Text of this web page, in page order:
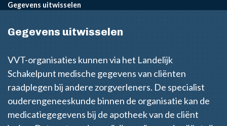
Gegevens uitwisselen
Gegevens uitwisselen
VVT-organisaties kunnen via het Landelijk
Schakelpunt medische gegevens van cliënten
raadplegen bij andere zorgverleners. De specialist
ouderengeneeskunde binnen de organisatie kan de
medicatiegegevens bij de apotheek van de cliënt